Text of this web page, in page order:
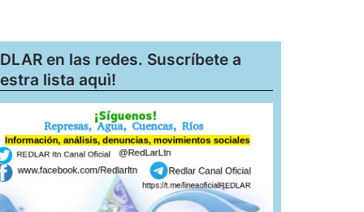
en las redes. Suscríbete a
lista aquì!